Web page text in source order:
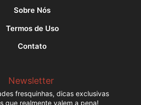
Sobre Nós
Termos de Uso
Contato
Newsletter
fresquinhas, dicas exclusivas
que realmente valem a pena!